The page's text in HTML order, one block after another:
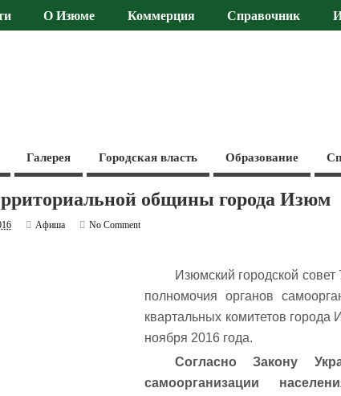
О Изюме Коммерция Справочник
Галерея Городская власть Образование
общины города Изюм
Афиша
No Comment
Изюмский городской
полномочия органов
квартальных комитетов города
ноября 2016 года.
Согласно Закону
самоорганизации